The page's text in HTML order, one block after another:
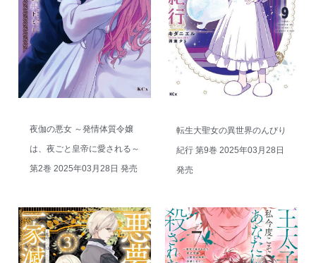
夜伽の悪女 ～発情体質令嬢
は、夜ごと皇帝に愛される～
第2巻 2025年03月28日 発売
転生大聖女の異世界のんびり
紀行 第9巻 2025年03月28日
発売